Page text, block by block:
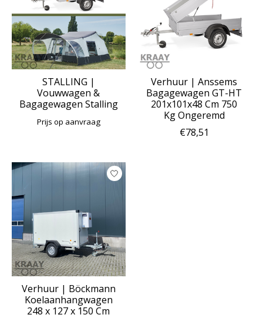
STALLING |
Vouwwagen &
Bagagewagen Stalling
Prijs op aanvraag
Verhuur | Anssems
Bagagewagen GT-HT
201x101x48 Cm 750
Kg Ongeremd
€78,51
Verhuur | Böckmann
Koelaanhangwagen
248 x 127 x 150 Cm